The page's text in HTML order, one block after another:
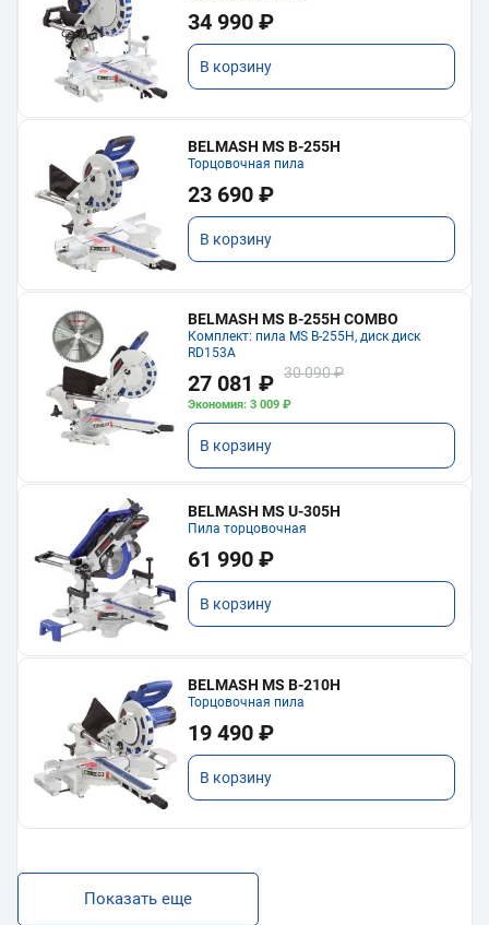
34 990 ₽
В корзину
BELMASH MS B-255H
Торцовочная пила
23 690 ₽
В корзину
BELMASH MS B-255H COMBO
Комплект: пила MS B-255H, диск диск
RD153A
27 081 ₽ 30 090 ₽
Экономия: 3 009 ₽
В корзину
BELMASH MS U-305H
Пила торцовочная
61 990 ₽
В корзину
BELMASH MS B-210H
Торцовочная пила
19 490 ₽
В корзину
Показать еще